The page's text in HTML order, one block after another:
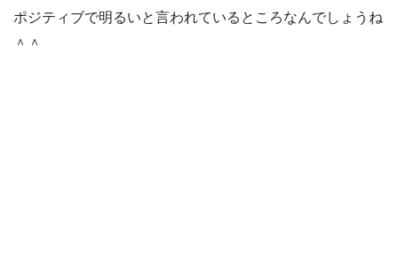
ポジティブで明るいと言われているところなんでしょうね
＾＾